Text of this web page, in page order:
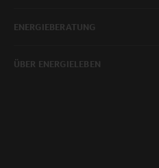
ENERGIEBERATUNG
ÜBER ENERGIELEBEN